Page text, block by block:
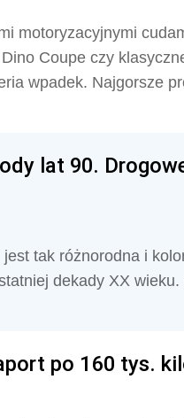
motoryzacyjnymi
Coupe czy
wpadek. Najgorsze
lat 90.
jest tak różnorodna i
dekady XX
po 160 tys.